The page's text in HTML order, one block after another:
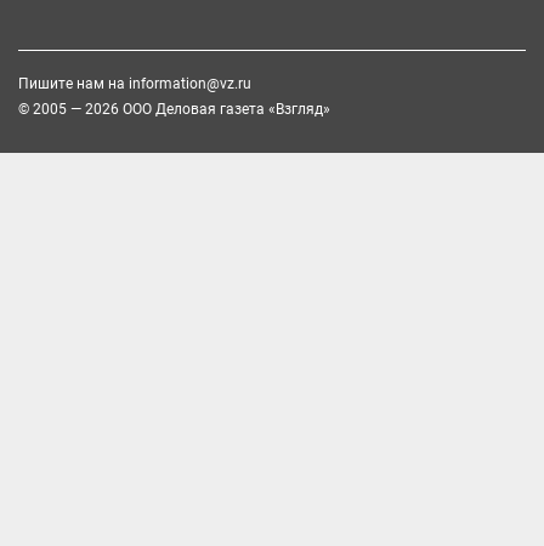
Пишите нам на information@vz.ru
© 2005 — 2026 ООО Деловая газета «Взгляд»